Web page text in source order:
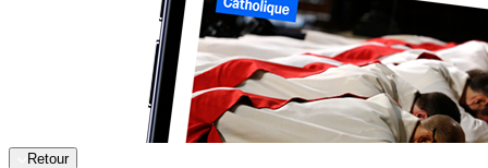
Retour